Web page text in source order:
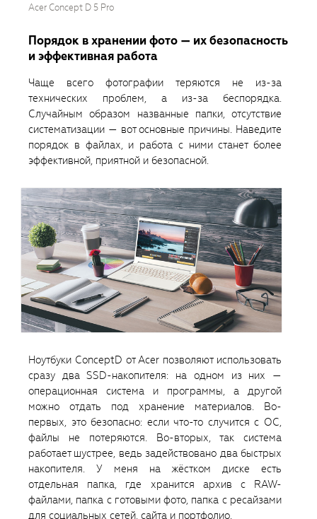
Acer Concept D 5 Pro
Порядок в хранении фото — их безопасность
и эффективная работа
Чаще всего фотографии теряются не из-за
технических проблем, а из-за беспорядка.
Случайным образом названные папки, отсутствие
систематизации — вот основные причины. Наведите
порядок в файлах, и работа с ними станет более
эффективной, приятной и безопасной.
Ноутбуки ConceptD от Acer позволяют использовать
сразу два SSD-накопителя: на одном из них —
операционная система и программы, а другой
можно отдать под хранение материалов. Во-
первых, это безопасно: если что-то случится с ОС,
файлы не потеряются. Во-вторых, так система
работает шустрее, ведь задействовано два быстрых
накопителя. У меня на жёстком диске есть
отдельная папка, где хранится архив с RAW-
файлами, папка с готовыми фото, папка с ресайзами
для социальных сетей, сайта и портфолио.